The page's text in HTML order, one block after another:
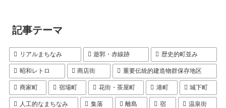
記事テーマ
リアルまちなみ 遊郭・赤線跡 歴史的町並み
昭和レトロ 商店街 重要伝統的建造物群保存地区
商家町 宿場町 花街・茶屋町 港町 城下町
人工的なまちなみ 集落 離島 宿 温泉街